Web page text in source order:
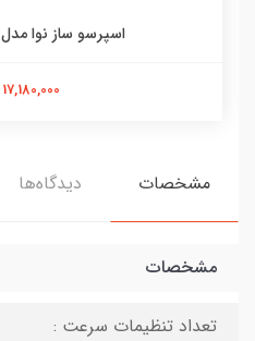
اسپرسو ساز نوا مدل NCM-159EXPS
17,180,000 تومان
مشخصات دیدگاه‌ها
مشخصات
تعداد تنظیمات سرعت :